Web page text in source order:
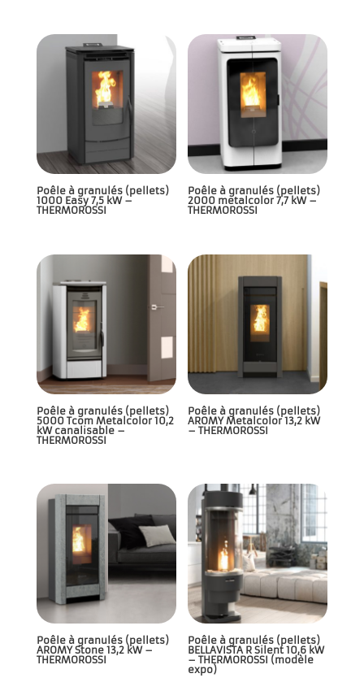
Poêle à granulés (pellets)
1000 Easy 7,5 kW –
THERMOROSSI
Poêle à granulés (pellets)
2000 metalcolor 7,7 kW –
THERMOROSSI
Poêle à granulés (pellets)
5000 Tcom Metalcolor 10,2
kW canalisable –
THERMOROSSI
Poêle à granulés (pellets)
AROMY Metalcolor 13,2 kW
– THERMOROSSI
Poêle à granulés (pellets)
AROMY Stone 13,2 kW –
THERMOROSSI
Poêle à granulés (pellets)
BELLAVISTA R Silent 10,6 kW
– THERMOROSSI (modèle
expo)